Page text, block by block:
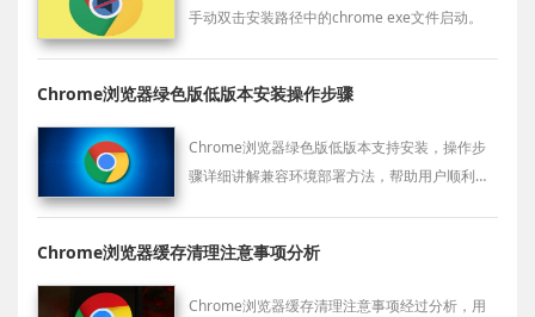
手动双击安装路径中的chrome exe文件启动。
Chrome浏览器绿色版低版本安装操作步骤
Chrome浏览器绿色版低版本支持安装，操作步
骤详细讲解兼容环境部署方法，帮助用户顺利完
Chrome浏览器缓存清理注意事项分析
Chrome浏览器缓存清理注意事项经过分析，用